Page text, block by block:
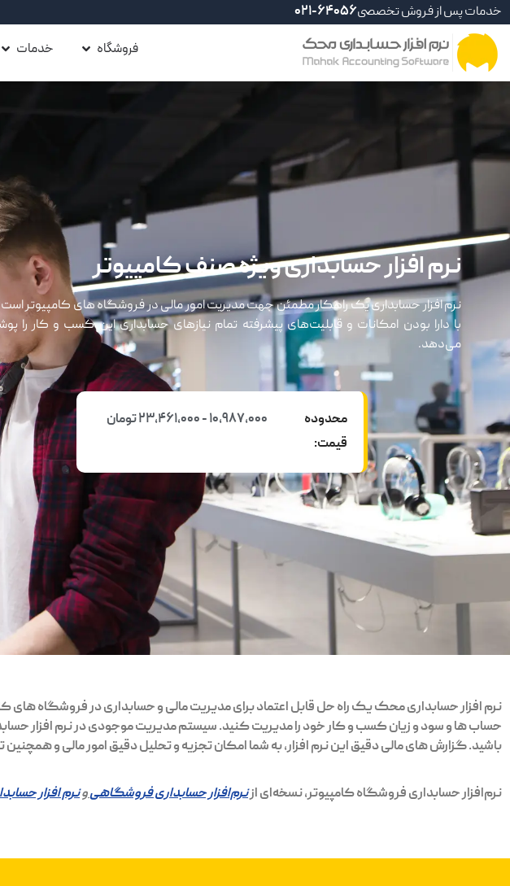
خدمات پس از فروش تخصصی021-64056
فروشگاه خدمات
نرم افزار حسابداری ویژه صنف کامپیوتر
نرم افزار حسابداری یک راهکار مطمئن جهت مدیریت امور مالی در فروشگاه های کامپیوتر
با دارا بودن امکانات و قابلیت‌های پیشرفته تمام نیازهای حسابداری این کسب و کار را
می‌دهد.
محدوده
قیمت:
10,987,000 - 23,461,000 تومان
نرم افزار حسابداری محک یک راه حل قابل اعتماد برای مدیریت مالی و حسابداری در فروشگاه های
حساب ها و سود و زیان کسب و کار خود را مدیریت کنید. سیستم مدیریت موجودی در نرم افزار
باشید. گزارش های مالی دقیق این نرم افزار، به شما امکان تجزیه و تحلیل دقیق امور مالی و
نرم‌افزار حسابداری فروشگاه کامپیوتر، نسخه‌ای ازنرم‌افزار حسابداری فروشگاهیونرم افزار